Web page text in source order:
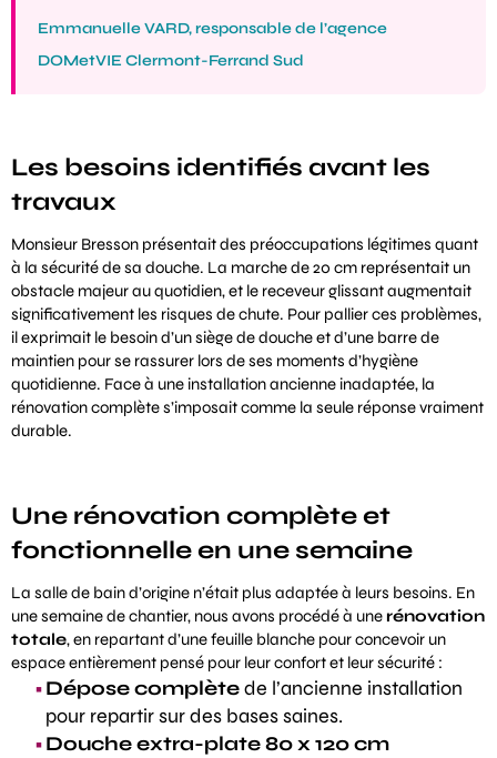
Emmanuelle VARD, responsable de l’agence
DOMetVIE Clermont-Ferrand Sud
Les besoins identifiés avant les
travaux
Monsieur Bresson présentait des préoccupations légitimes quant
à la sécurité de sa douche. La marche de 20 cm représentait un
obstacle majeur au quotidien, et le receveur glissant augmentait
significativement les risques de chute. Pour pallier ces problèmes,
il exprimait le besoin d’un siège de douche et d’une barre de
maintien pour se rassurer lors de ses moments d’hygiène
quotidienne. Face à une installation ancienne inadaptée, la
rénovation complète s’imposait comme la seule réponse vraiment
durable.
Une rénovation complète et
fonctionnelle en une semaine
La salle de bain d’origine n’était plus adaptée à leurs besoins. En
une semaine de chantier, nous avons procédé à unerénovation
totale, en repartant d’une feuille blanche pour concevoir un
espace entièrement pensé pour leur confort et leur sécurité :
Dépose complètede l’ancienne installation
pour repartir sur des bases saines.
Douche extra-plate 80 x 120 cm